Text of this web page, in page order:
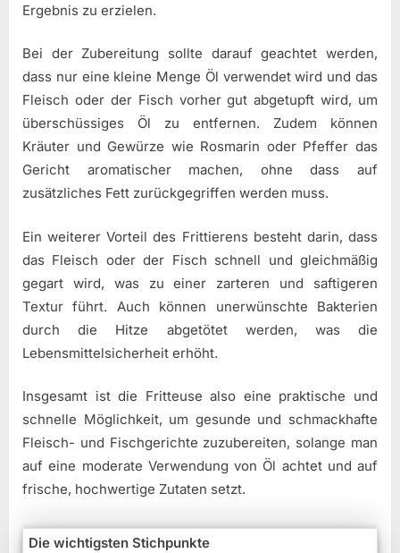
Ergebnis zu erzielen.
Bei der Zubereitung sollte darauf geachtet werden,
dass nur eine kleine Menge Öl verwendet wird und das
Fleisch oder der Fisch vorher gut abgetupft wird, um
überschüssiges Öl zu entfernen. Zudem können
Kräuter und Gewürze wie Rosmarin oder Pfeffer das
Gericht aromatischer machen, ohne dass auf
zusätzliches Fett zurückgegriffen werden muss.
Ein weiterer Vorteil des Frittierens besteht darin, dass
das Fleisch oder der Fisch schnell und gleichmäßig
gegart wird, was zu einer zarteren und saftigeren
Textur führt. Auch können unerwünschte Bakterien
durch die Hitze abgetötet werden, was die
Lebensmittelsicherheit erhöht.
Insgesamt ist die Fritteuse also eine praktische und
schnelle Möglichkeit, um gesunde und schmackhafte
Fleisch- und Fischgerichte zuzubereiten, solange man
auf eine moderate Verwendung von Öl achtet und auf
frische, hochwertige Zutaten setzt.
Die wichtigsten Stichpunkte